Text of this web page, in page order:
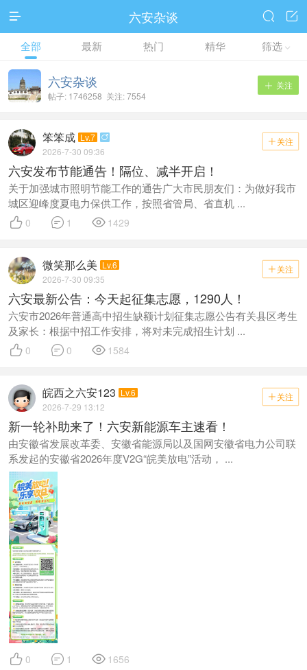
 六安杂谈 

全部 最新 热门 精华 筛选 
 关注
六安杂谈
帖子: 1746258 关注: 7554
 关注
笨笨成 Lv.7 
2026-7-30 09:36
六安发布节能通告！隔位、减半开启！
关于加强城市照明节能工作的通告广大市民朋友们：为做好我市
城区迎峰度夏电力保供工作，按照省管局、省直机 ...
 0  1  1429
 关注
微笑那么美 Lv.6
2026-7-30 09:35
六安最新公告：今天起征集志愿，1290人！
六安市2026年普通高中招生缺额计划征集志愿公告有关县区考生
及家长：根据中招工作安排，将对未完成招生计划 ...
 0  0  1584
 关注
皖西之六安123 Lv.6
2026-7-29 13:12
新一轮补助来了！六安新能源车主速看！
由安徽省发展改革委、安徽省能源局以及国网安徽省电力公司联
系发起的安徽省2026年度V2G“皖美放电”活动， ...
 0  1  1656